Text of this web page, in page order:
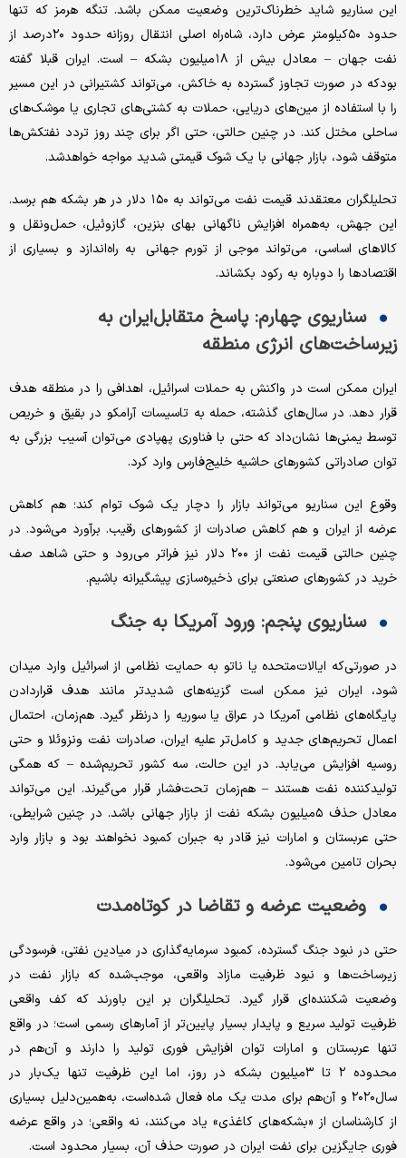
این سناریو شاید خطرناک‌‌‌‌‌ترین وضعیت ممکن باشد. تنگه هرمز که تنها
حدود ۵۰‌کیلومتر عرض دارد، شاه‌‌‌‌‌راه اصلی انتقال روزانه حدود ۲۰‌درصد از
نفت جهان – معادل بیش از ۱۸‌میلیون بشکه – است. ایران قبلا گفته
بودکه در صورت تجاوز گسترده به خاکش، می‌تواند کشتیرانی در این مسیر
را با استفاده از مین‌‌‌‌‌های دریایی، حملات به کشتی‌های تجاری یا موشک‌‌‌‌‌های
ساحلی مختل کند. در چنین حالتی، حتی اگر برای چند روز تردد نفتکش‌ها
متوقف شود، بازار جهانی با یک شوک قیمتی شدید مواجه خواهدشد.
تحلیلگران معتقدند قیمت نفت می‌تواند به ۱۵۰ دلار در هر بشکه هم برسد.
این جهش، به‌همراه افزایش ناگهانی بهای بنزین، گازوئیل، حمل‌ونقل و
کالاهای اساسی، می‌تواند موجی از تورم جهانی به راه‌اندازد و بسیاری از
اقتصادها را دوباره به رکود بکشاند.
سناریوی چهارم: پاسخ متقابل‌ایران به
زیرساخت‌های انرژی منطقه
ایران ممکن است در واکنش به حملات اسرائیل، اهدافی را در منطقه هدف
قرار دهد. در سال‌های گذشته، حمله به تاسیسات آرامکو در بقیق و خریص
توسط یمنی‌‌‌‌‌ها نشان‌داد که حتی با فناوری پهپادی می‌توان آسیب بزرگی به
توان صادراتی کشورهای حاشیه خلیج‌فارس وارد کرد.
وقوع این سناریو می‌تواند بازار را دچار یک شوک توام کند؛ هم کاهش
عرضه از ایران و هم کاهش صادرات از کشورهای رقیب. برآورد می‌شود. در
چنین حالتی قیمت نفت از ۲۰۰ دلار نیز فراتر می‌رود و حتی شاهد صف
خرید در کشورهای صنعتی برای ذخیره‌سازی پیشگیرانه باشیم.
سناریوی پنجم: ورود آمریکا به جنگ
در صورتی‌که ایالات‌متحده یا ناتو به حمایت نظامی از اسرائیل وارد میدان
شود، ایران نیز ممکن است گزینه‌‌‌‌‌های شدیدتر مانند هدف قرار‌دادن
پایگاه‌‌‌‌‌های نظامی آمریکا در عراق یا سوریه را درنظر گیرد. هم‌‌‌‌‌زمان، احتمال
اعمال تحریم‌های جدید و کامل‌‌‌‌‌تر علیه ایران، صادرات نفت ونزوئلا و حتی
روسیه افزایش می‌‌‌‌‌یابد. در این حالت، سه کشور تحریم‌‌‌‌‌شده – که همگی
تولیدکننده نفت هستند – هم‌‌‌‌‌زمان تحت‌فشار قرار می‌گیرند. این می‌تواند
معادل حذف ۵‌میلیون بشکه نفت از بازار جهانی باشد. در چنین شرایطی،
حتی عربستان و امارات نیز قادر به جبران کمبود نخواهند بود و بازار وارد
بحران تامین می‌شود.
وضعیت عرضه و تقاضا در کوتاه‌مدت
حتی در نبود جنگ گسترده، کمبود سرمایه‌گذاری در میادین نفتی، فرسودگی
زیرساخت‌ها و نبود ظرفیت مازاد واقعی، موجب‌شده که بازار نفت در
وضعیت شکننده‌‌‌‌‌ای قرار گیرد. تحلیلگران بر این باورند که کف واقعی
ظرفیت تولید سریع و پایدار بسیار پایین‌تر از آمار‌های رسمی است؛ در واقع
تنها عربستان و امارات توان افزایش فوری تولید را دارند و آن‌هم در
محدوده ۲ تا ۳‌میلیون بشکه در روز، اما این ظرفیت تنها یک‌‌‌‌‌بار در
سال‌۲۰۲۰ و آن‌هم برای مدت یک ماه فعال شده‌است، به‌همین‌دلیل‌ بسیاری
از کارشناسان از «بشکه‌‌‌‌‌های کاغذی» یاد می‌کنند، نه واقعی؛ در واقع عرضه
فوری جایگزین برای نفت ایران در صورت حذف آن، بسیار محدود است.